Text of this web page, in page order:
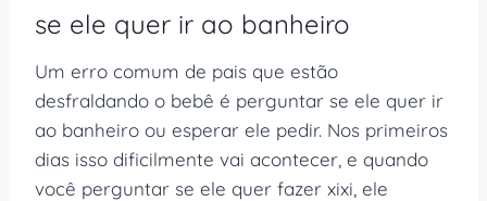
se ele quer ir ao banheiro
Um erro comum de pais que estão
desfraldando o bebê é perguntar se ele quer ir
ao banheiro ou esperar ele pedir. Nos primeiros
dias isso dificilmente vai acontecer, e quando
você perguntar se ele quer fazer xixi, ele